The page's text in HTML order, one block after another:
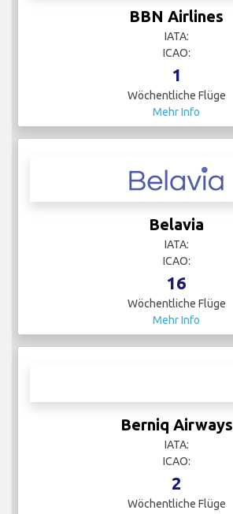
BBN Airlines
IATA:
ICAO:
1
Wöchentliche Flüge
Mehr Info
Belavia
IATA:
ICAO:
16
Wöchentliche Flüge
Mehr Info
Berniq Airways
IATA:
ICAO:
2
Wöchentliche Flüge